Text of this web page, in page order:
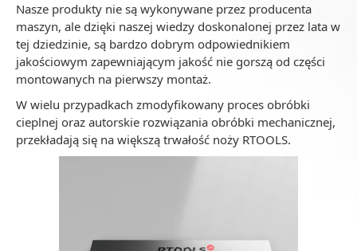
Nasze produkty nie są wykonywane przez producenta
maszyn, ale dzięki naszej wiedzy doskonalonej przez lata w
tej dziedzinie, są bardzo dobrym odpowiednikiem
jakościowym zapewniającym jakość nie gorszą od części
montowanych na pierwszy montaż.
W wielu przypadkach zmodyfikowany proces obróbki
cieplnej oraz autorskie rozwiązania obróbki mechanicznej,
przekładają się na większą trwałość noży RTOOLS.